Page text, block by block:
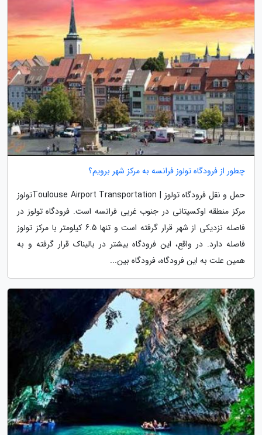
چطور از فرودگاه تولوز فرانسه به مرکز شهر برویم؟
حمل و نقل فرودگاه تولوز | Toulouse Airport Transportationتولوز
مرکز منطقه اوکسیتانی در جنوب غربی فرانسه است. فرودگاه تولوز در
فاصله نزدیکی از شهر قرار گرفته است و تنها 6.5 کیلومتر با مرکز تولوز
فاصله دارد. در واقع، این فرودگاه بیشتر در بالیناک قرار گرفته و به
همین علت به این فرودگاه، فرودگاه بین...